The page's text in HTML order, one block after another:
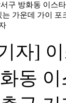
구 방화동 이스
가운데 가이 포
자]
동